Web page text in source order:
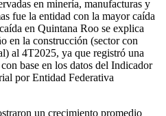
en minería, manufacturas y
fue la entidad con la mayor caída
en Quintana Roo se explica
en la construcción (sector con
al 4T2025, ya que registró una
base en los datos del Indicador
por Entidad Federativa
un crecimiento promedio